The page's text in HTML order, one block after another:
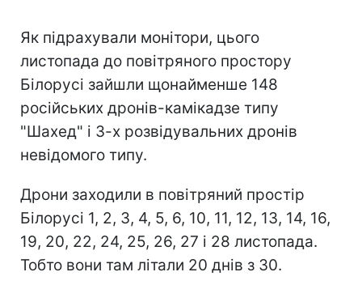
Як підрахували монітори, цього
листопада до повітряного простору
Білорусі зайшли щонайменше 148
російських дронів-камікадзе типу
"Шахед" і 3-х розвідувальних дронів
невідомого типу.
Дрони заходили в повітряний простір
Білорусі 1, 2, 3, 4, 5, 6, 10, 11, 12, 13, 14, 16,
19, 20, 22, 24, 25, 26, 27 і 28 листопада.
Тобто вони там літали 20 днів з 30.